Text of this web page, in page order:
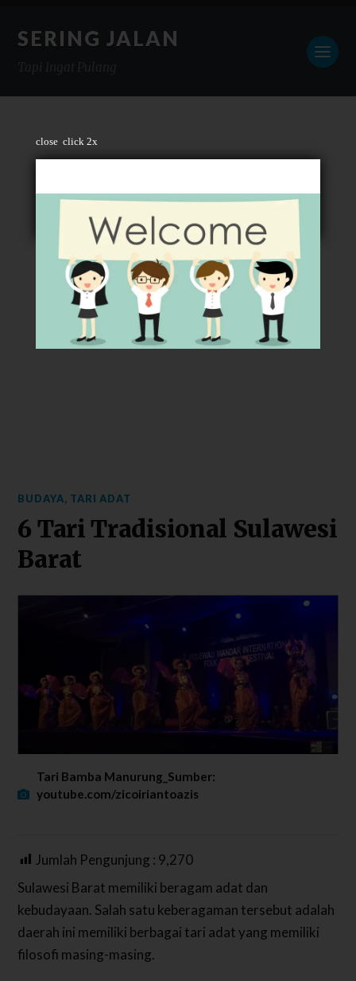
close click 2x
SERING JALAN
BUDAYA, TARI ADAT
6 Tari Tradisional Sulawesi
Barat
Tari Bamba Manurung_Sumber:
youtube.com/zicoiriantoazis
Jumlah Pengunjung : 9,270
Sulawesi Barat memiliki beragam adat dan
kebudayaan. Salah satu keberagaman tersebut adalah
daerah ini memiliki berbagai tari adat yang memiliki
filosofi masing-masing.